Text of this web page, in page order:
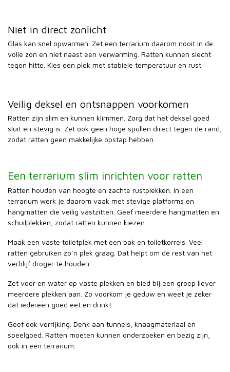
Niet in direct zonlicht
Glas kan snel opwarmen. Zet een terrarium daarom nooit in de
volle zon en niet naast een verwarming. Ratten kunnen slecht
tegen hitte. Kies een plek met stabiele temperatuur en rust.
Veilig deksel en ontsnappen voorkomen
Ratten zijn slim en kunnen klimmen. Zorg dat het deksel goed
sluit en stevig is. Zet ook geen hoge spullen direct tegen de rand,
zodat ratten geen makkelijke opstap hebben.
Een terrarium slim inrichten voor ratten
Ratten houden van hoogte en zachte rustplekken. In een
terrarium werk je daarom vaak met stevige platforms en
hangmatten die veilig vastzitten. Geef meerdere hangmatten en
schuilplekken, zodat ratten kunnen kiezen.
Maak een vaste toiletplek met een bak en toiletkorrels. Veel
ratten gebruiken zo’n plek graag. Dat helpt om de rest van het
verblijf droger te houden.
Zet voer en water op vaste plekken en bied bij een groep liever
meerdere plekken aan. Zo voorkom je geduw en weet je zeker
dat iedereen goed eet en drinkt.
Geef ook verrijking. Denk aan tunnels, knaagmateriaal en
speelgoed. Ratten moeten kunnen onderzoeken en bezig zijn,
ook in een terrarium.